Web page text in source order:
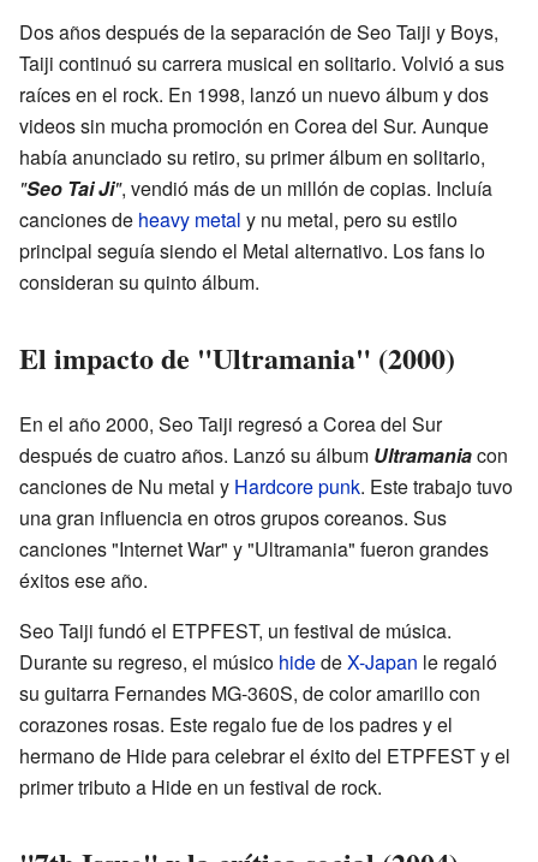
Dos años después de la separación de Seo Taiji y Boys,
Taiji continuó su carrera musical en solitario. Volvió a sus
raíces en el rock. En 1998, lanzó un nuevo álbum y dos
videos sin mucha promoción en Corea del Sur. Aunque
había anunciado su retiro, su primer álbum en solitario,
"Seo Tai Ji", vendió más de un millón de copias. Incluía
canciones de heavy metal y nu metal, pero su estilo
principal seguía siendo el Metal alternativo. Los fans lo
consideran su quinto álbum.
El impacto de "Ultramania" (2000)
En el año 2000, Seo Taiji regresó a Corea del Sur
después de cuatro años. Lanzó su álbum Ultramaniacon
canciones de Nu metal y Hardcore punk. Este trabajo tuvo
una gran influencia en otros grupos coreanos. Sus
canciones "Internet War" y "Ultramania" fueron grandes
éxitos ese año.
Seo Taiji fundó el ETPFEST, un festival de música.
Durante su regreso, el músico hidedeX-Japan le regaló
su guitarra Fernandes MG-360S, de color amarillo con
corazones rosas. Este regalo fue de los padres y el
hermano de Hide para celebrar el éxito del ETPFEST y el
primer tributo a Hide en un festival de rock.